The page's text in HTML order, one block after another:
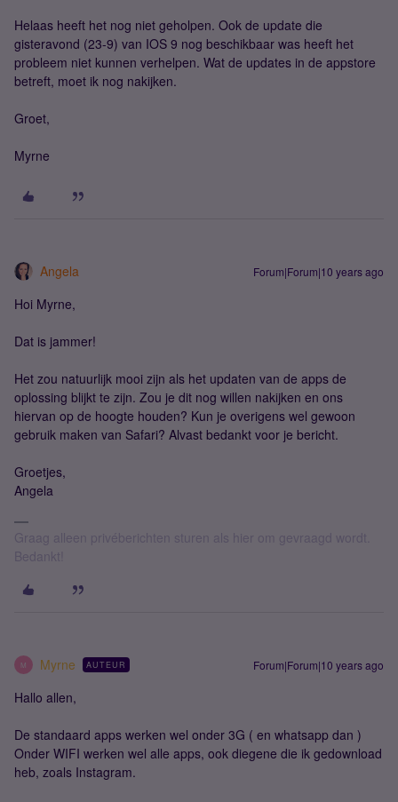
Helaas heeft het nog niet geholpen. Ook de update die
gisteravond (23-9) van IOS 9 nog beschikbaar was heeft het
probleem niet kunnen verhelpen. Wat de updates in de appstore
betreft, moet ik nog nakijken.
Groet,
Myrne
Angela Forum|Forum|10 years ago
Hoi Myrne,
Dat is jammer!
Het zou natuurlijk mooi zijn als het updaten van de apps de
oplossing blijkt te zijn. Zou je dit nog willen nakijken en ons
hiervan op de hoogte houden? Kun je overigens wel gewoon
gebruik maken van Safari? Alvast bedankt voor je bericht.
Groetjes,
Angela
Graag alleen privéberichten sturen als hier om gevraagd wordt.
Bedankt!
M Myrne AUTEUR Forum|Forum|10 years ago
Hallo allen,
De standaard apps werken wel onder 3G ( en whatsapp dan )
Onder WIFI werken wel alle apps, ook diegene die ik gedownload
heb, zoals Instagram.